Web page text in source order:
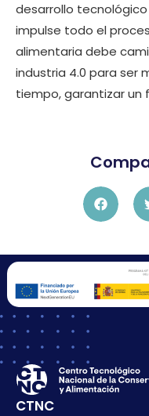
desarrollo
impulse todo el
alimentaria debe
industria 4.0 para ser
tiempo, garantizar un
CTNC